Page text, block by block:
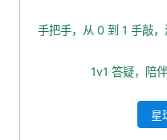
Key 前缀隔离
JMeter 基线压测：加缓
手把手，从 0 到 1 手敲
1v1 答疑，陪
星